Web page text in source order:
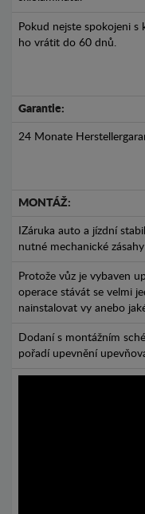
Pokud nejste spokojeni
ho vrátit do 60 dnů.
Garantie:
24 Monate
MONTÁŽ:
IZáruka auto a jízdní
nutné mechanické
Protože vůz je vybaven
operace stávát se velmi
nainstalovat vy anebo
Dodaní s montážním
pořadí upevnění